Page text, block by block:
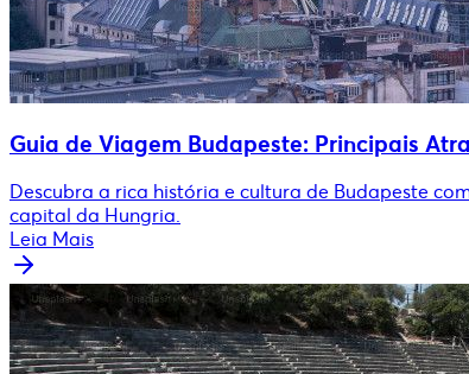
Guia de Viagem Budapeste: Principais
Descubra a rica história e cultura de Budapeste
capital da Hungria.
Leia Mais